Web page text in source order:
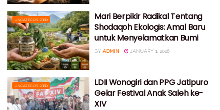
UNCATEGORIZED
Mari Berpikir Radikal Tentang
Shodaqoh Ekologis: Amal Baru
untuk Menyelamatkan Bumi
BY ADMIN JANUARY 1, 2026
UNCATEGORIZED
LDII Wonogiri dan PPG Jatipuro
Gelar Festival Anak Saleh ke-
XIV